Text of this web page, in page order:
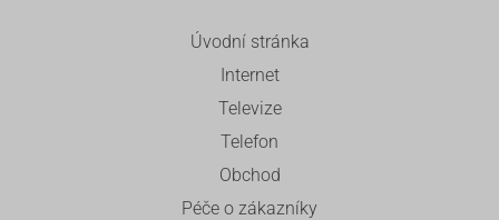
Úvodní stránka
Internet
Televize
Telefon
Obchod
Péče o zákazníky